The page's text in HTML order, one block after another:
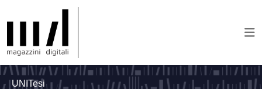
UNITesi